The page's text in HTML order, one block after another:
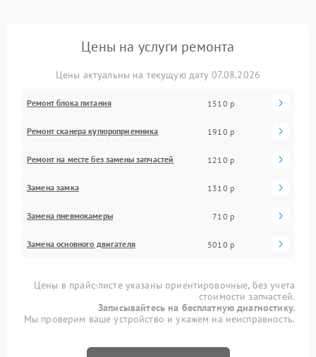
Цены на услуги ремонта
Цены актуальны на текущую дату 07.08.2026
Ремонт блока питания 1510 р
Ремонт сканера купюроприемника 1910 р
Ремонт на месте без замены запчастей 1210 р
Замена замка 1310 р
Замена пневмокамеры 710 р
Замена основного двигателя 5010 р
Цены в прайс-листе указаны ориентировочные, без учета
стоимости запчастей.
Записывайтесь на бесплатную диагностику.
Мы проверим ваше устройство и укажем на неисправность.